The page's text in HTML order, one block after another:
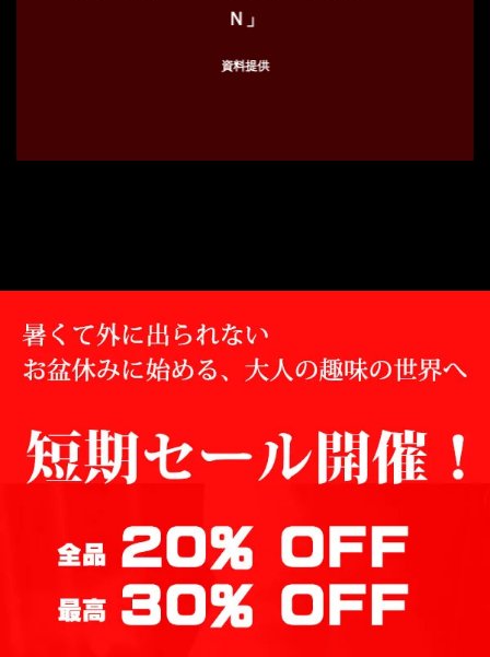
Ｎ」
資料提供